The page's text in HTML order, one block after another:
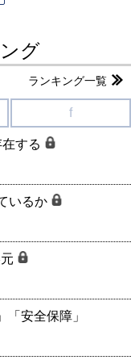
グ
ランキング一覧
f
する
いるか
「安全保障」